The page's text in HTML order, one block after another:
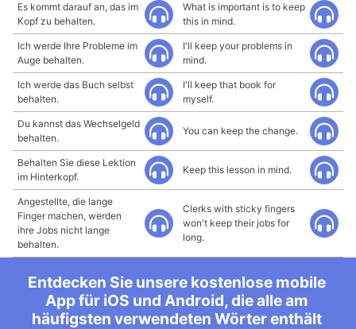
Es kommt darauf an, das im
Kopf zu behalten.
What is important is to keep
this in mind.
Ich werde Ihre Probleme im
Auge behalten.
I'll keep your problems in
mind.
Ich werde das Buch selbst
behalten.
I'll keep that book for
myself.
Du kannst das Wechselgeld
behalten.
You can keep the change.
Behalten Sie diese Lektion
im Hinterkopf.
Keep this lesson in mind.
Angestellte, die lange
Finger machen, werden
ihre Jobs nicht lange
behalten.
Clerks with sticky fingers
won't keep their jobs for
long.
Entdecken Sie unsere kostenlose mobile
App für iOS und Android, die alle am
häufigsten verwendeten Wörter enthält